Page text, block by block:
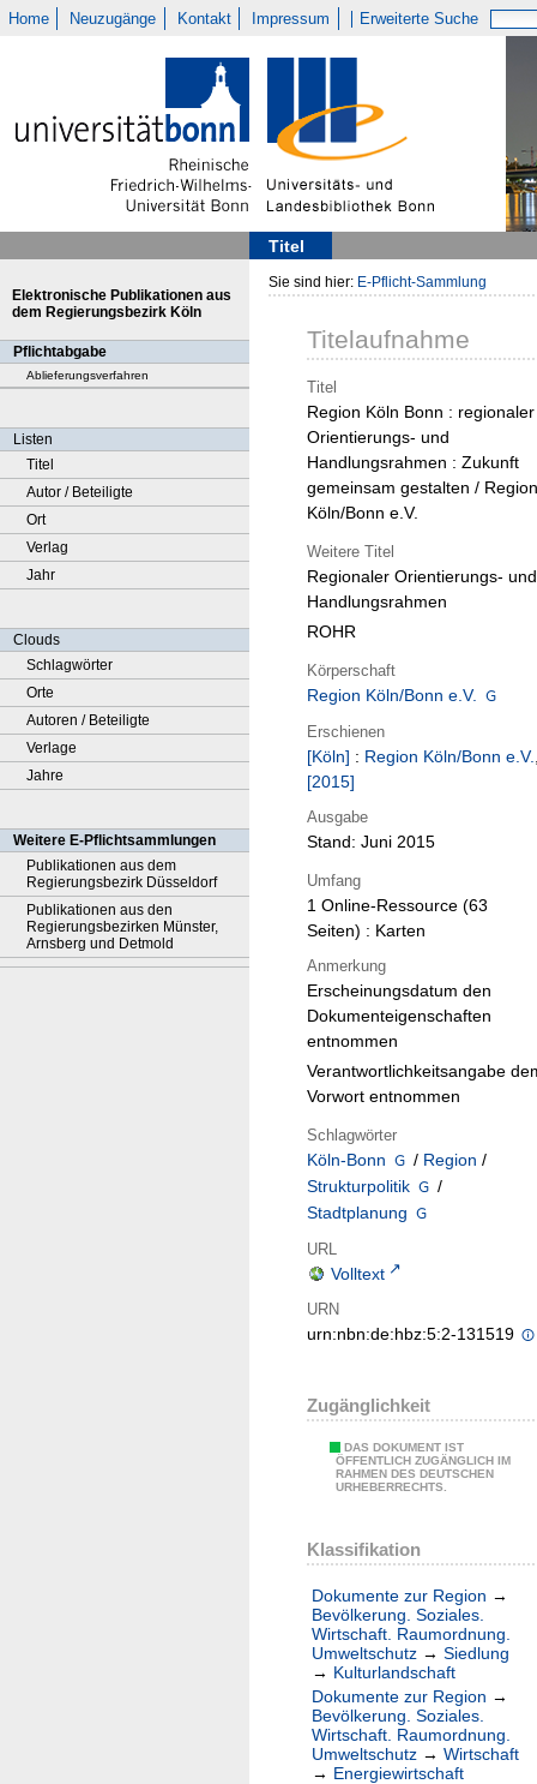
Home Neuzugänge Kontakt Impressum Erweiterte Suche
Titel
Elektronische Publikationen aus
dem Regierungsbezirk Köln
Pflichtabgabe
Ablieferungsverfahren
Listen
Titel
Autor / Beteiligte
Ort
Verlag
Jahr
Clouds
Schlagwörter
Orte
Autoren / Beteiligte
Verlage
Jahre
Weitere E-Pflichtsammlungen
Publikationen aus dem
Regierungsbezirk Düsseldorf
Publikationen aus den
Regierungsbezirken Münster,
Arnsberg und Detmold
Sie sind hier: E-Pflicht-Sammlung
Titelaufnahme
Titel
Region Köln Bonn : regionaler
Orientierungs- und
Handlungsrahmen : Zukunft
gemeinsam gestalten / Region
Köln/Bonn e.V.
Weitere Titel
Regionaler Orientierungs- und
Handlungsrahmen
ROHR
Körperschaft
Region Köln/Bonn e.V.
Erschienen
[Köln] : Region Köln/Bonn e.V.
[2015]
Ausgabe
Stand: Juni 2015
Umfang
1 Online-Ressource (63
Seiten) : Karten
Anmerkung
Erscheinungsdatum den
Dokumenteigenschaften
entnommen
Verantwortlichkeitsangabe
Vorwort entnommen
Schlagwörter
Köln-Bonn / Region /
Strukturpolitik
/
Stadtplanung
URL
Volltext
URN
urn:nbn:de:hbz:5:2-131519
Zugänglichkeit
DAS DOKUMENT IST
ÖFFENTLICH ZUGÄNGLICH IM
RAHMEN DES DEUTSCHEN
URHEBERRECHTS.
Klassifikation
Dokumente zur Region →
Bevölkerung. Soziales.
Wirtschaft. Raumordnung.
Umweltschutz → Siedlung
→ Kulturlandschaft
Dokumente zur Region →
Bevölkerung. Soziales.
Wirtschaft. Raumordnung.
Umweltschutz → Wirtschaft
→ Energiewirtschaft